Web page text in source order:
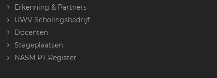
Erkenning & Partners
UWV Scholingsbedrijf
Docenten
Stageplaatsen
NASM PT Register